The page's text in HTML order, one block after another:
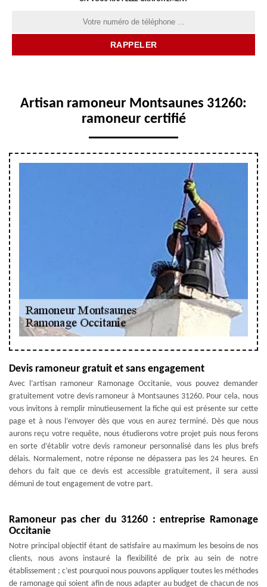
Artisan ramoneur Montsaunes 31260:
ramoneur certifié
Devis ramoneur gratuit et sans engagement
Avec l’artisan ramoneur Ramonage Occitanie, vous pouvez demander
gratuitement votre devis ramoneur à Montsaunes 31260. Pour cela, nous
vous invitons à remplir minutieusement la fiche qui est présente sur cette
page et à nous l’envoyer dès que vous en aurez terminé. Dès que nous
aurons reçu votre requête, nous étudierons votre projet puis nous ferons
en sorte d’établir votre devis ramoneur personnalisé dans les plus brefs
délais. Normalement, notre réponse ne dépassera pas les 24 heures. En
dehors du fait que ce devis est accessible gratuitement, il sera aussi
démuni de tout engagement de votre part.
Ramoneur pas cher du 31260 : entreprise Ramonage
Occitanie
Notre principal objectif étant de satisfaire au maximum les besoins de nos
clients, nous avons instauré la flexibilité de prix au sein de notre
établissement ; c’est pourquoi nous pouvons appliquer toutes les méthodes
de ramonage qui soient afin de nous adapter au budget de chacun de nos